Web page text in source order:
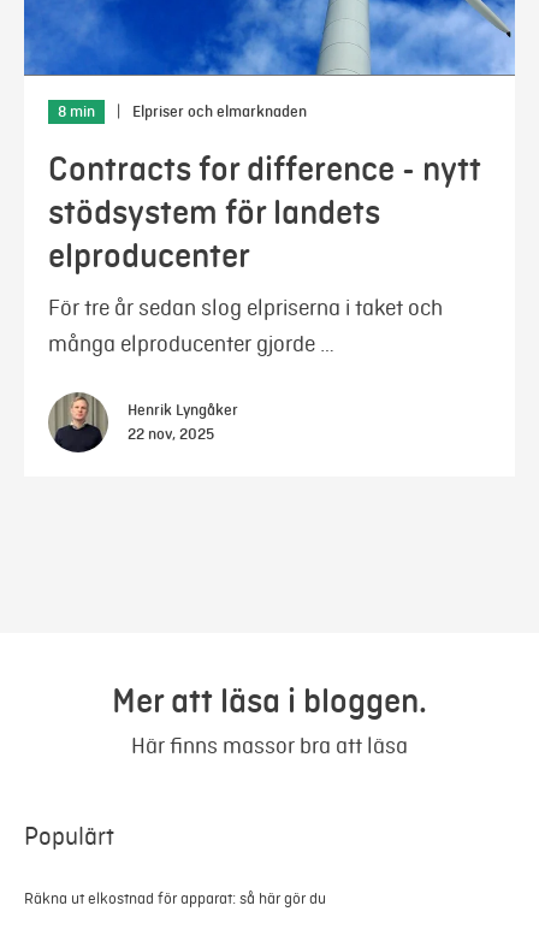
8 min Elpriser och elmarknaden
Contracts for difference - nytt
stödsystem för landets
elproducenter
För tre år sedan slog elpriserna i taket och
många elproducenter gjorde …
Henrik Lyngåker
22 nov, 2025
Mer att läsa i bloggen.
Här finns massor bra att läsa
Populärt
Räkna ut elkostnad för apparat: så här gör du